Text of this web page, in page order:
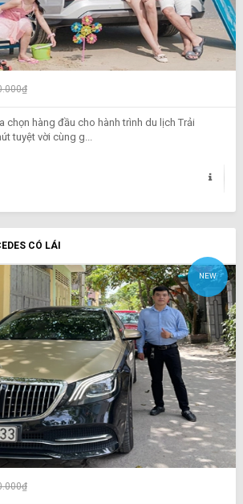
chọn hàng đầu cho hành trình du lịch Trải
tuyệt vời cùng g...
CÓ LÁI
NEW